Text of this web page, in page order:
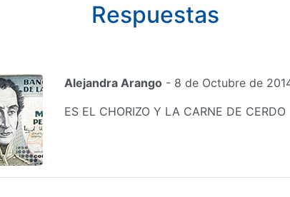
Respuestas
Alejandra Arango- 8 de Octubre de
ES EL CHORIZO Y LA CARNE DE CERDO